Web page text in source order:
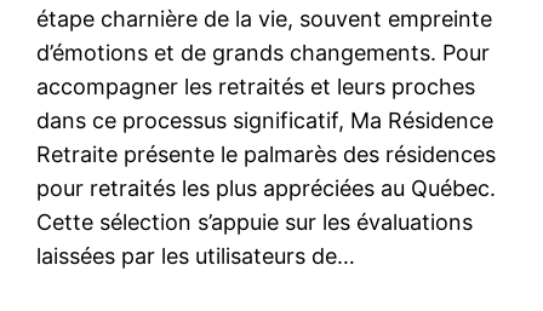
étape charnière de la vie, souvent empreinte
d’émotions et de grands changements. Pour
accompagner les retraités et leurs proches
dans ce processus significatif, Ma Résidence
Retraite présente le palmarès des résidences
pour retraités les plus appréciées au Québec.
Cette sélection s’appuie sur les évaluations
laissées par les utilisateurs de…